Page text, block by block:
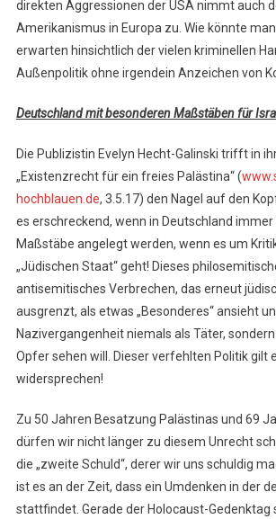
direkten Aggressionen der USA nimmt auch
Amerikanismus in Europa zu. Wie könnte
erwarten hinsichtlich der vielen kriminellen
Außenpolitik ohne irgendein Anzeichen von
Deutschland mit besonderen Maßstäben für
Die Publizistin Evelyn Hecht-Galinski trifft in
„Existenzrecht für ein freies Palästina“ (
hochblauen.de, 3.5.17) den Nagel auf den
es erschreckend, wenn in Deutschland
Maßstäbe angelegt werden, wenn es um
„Jüdischen Staat“ geht! Dieses
antisemitisches Verbrechen, das erneut
ausgrenzt, als etwas „Besonderes“ ansieht
Nazivergangenheit niemals als Täter,
Opfer sehen will. Dieser verfehlten Politik gilt
widersprechen!
Zu 50 Jahren Besatzung Palästinas und 69
dürfen wir nicht länger zu diesem Unrecht
die „zweite Schuld“, derer wir uns schuldig
ist es an der Zeit, dass ein Umdenken in der
stattfindet. Gerade der Holocaust-Gedenktag